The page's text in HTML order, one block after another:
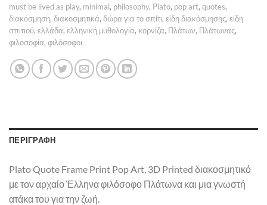
must be lived as play, minimal, philosophy, Plato, pop art, quotes,
διακόσμηση, διακοσμητικά, δώρα για το σπίτι, είδη διακόσμησης, είδη
σπιτιού, ελλάδα, ελληνική μυθολογία, κορνίζα, Πλάτων, Πλάτωνας,
φιλοσοφία, φιλόσοφοι
ΠΕΡΙΓΡΑΦΉ
Plato Quote Frame Print Pop Art, 3D Printed διακοσμητικό
με τον αρχαίο Έλληνα φιλόσοφο Πλάτωνα και μια γνωστή
ατάκα του για την ζωή.